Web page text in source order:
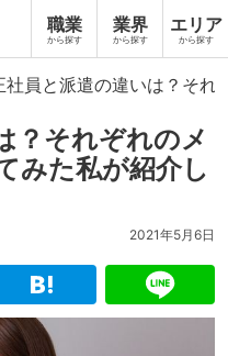
職業
から探す
業界
から探す
エリア
から探す
社員と派遣の違いは？それ
？それぞれのメ
みた私が紹介し
2021年5月6日